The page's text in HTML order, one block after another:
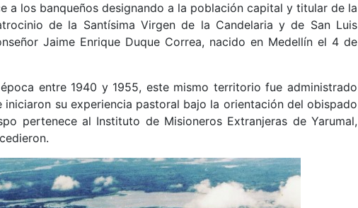
a los banqueños designando a la población capital y titular de la
de la Santísima Virgen de la Candelaria y de San Luis
Jaime Enrique Duque Correa, nacido en Medellín el 4 de
entre 1940 y 1955, este mismo territorio fue administrado
iniciaron su experiencia pastoral bajo la orientación del obispado
pertenece al Instituto de Misioneros Extranjeras de Yarumal,